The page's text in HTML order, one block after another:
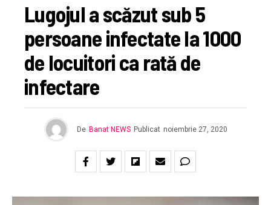
Lugojul a scăzut sub 5
persoane infectate la 1000
de locuitori ca rată de
infectare
De Banat NEWS Publicat noiembrie 27, 2020